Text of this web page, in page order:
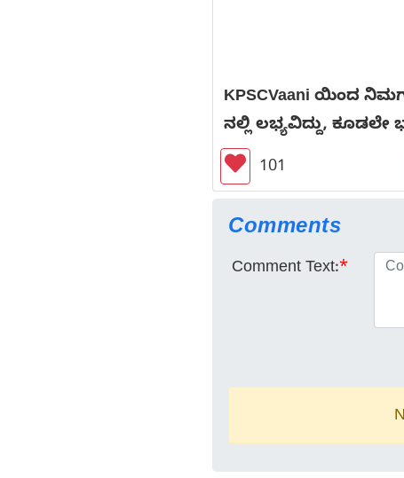
KPSCVaani ಯಿಂದ
ನಲ್ಲಿ ಲಭ್ಯವಿದ್ದು, ಕೂಡಲೇ
101
Comments
Comment Text:*